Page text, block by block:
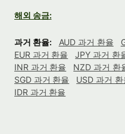
해외 송금:
과거 환율: AUD 과거 환율
EUR 과거 환율
JPY 과거 환
INR 과거 환율
NZD 과거 환
SGD 과거 환율
USD 과거 환
IDR 과거 환율